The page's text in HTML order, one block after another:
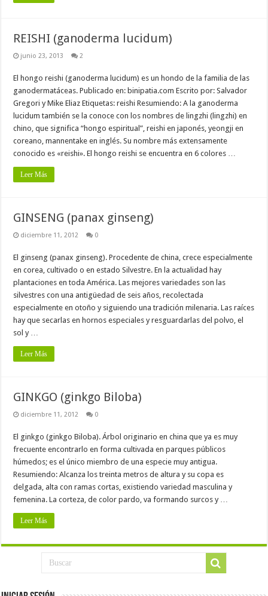
REISHI (ganoderma lucidum)
junio 23, 2013 2
El hongo reishi (ganoderma lucidum) es un hondo de la familia de las
ganodermatáceas. Publicado en: binipatia.com Escrito por: Salvador
Gregori y Mike Eliaz Etiquetas: reishi Resumiendo: A la ganoderma
lucidum también se la conoce con los nombres de lingzhi (lingzhi) en
chino, que significa “hongo espiritual”, reishi en japonés, yeongji en
coreano, mannentake en inglés. Su nombre más extensamente
conocido es «reishi». El hongo reishi se encuentra en 6 colores …
Leer Más
GINSENG (panax ginseng)
diciembre 11, 2012 0
El ginseng (panax ginseng). Procedente de china, crece especialmente
en corea, cultivado o en estado Silvestre. En la actualidad hay
plantaciones en toda América. Las mejores variedades son las
silvestres con una antigüedad de seis años, recolectada
especialmente en otoño y siguiendo una tradición milenaria. Las raíces
hay que secarlas en hornos especiales y resguardarlas del polvo, el
sol y …
Leer Más
GINKGO (ginkgo Biloba)
diciembre 11, 2012 0
El ginkgo (ginkgo Biloba). Árbol originario en china que ya es muy
frecuente encontrarlo en forma cultivada en parques públicos
húmedos; es el único miembro de una especie muy antigua.
Resumiendo: Alcanza los treinta metros de altura y su copa es
delgada, alta con ramas cortas, existiendo variedad masculina y
femenina. La corteza, de color pardo, va formando surcos y …
Leer Más